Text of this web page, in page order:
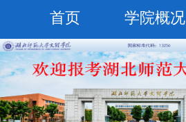
首页 学院概况